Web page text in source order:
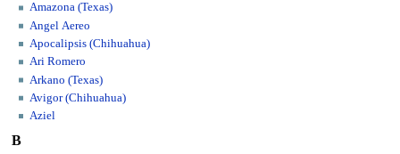
Amazona (Texas)
Angel Aereo
Apocalipsis (Chihuahua)
Ari Romero
Arkano (Texas)
Avigor (Chihuahua)
Aziel
B